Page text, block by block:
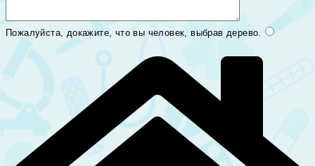
Пожалуйста, докажите, что вы человек, выбрав дерево.